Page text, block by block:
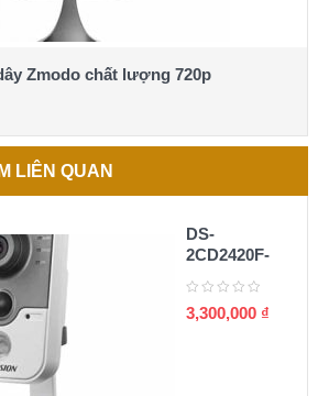
Zmodo chất lượng 720p
LIÊN QUAN
DS-
2CD2420F-
I(W) Camera
cube IP 2MP
3,300,000 ₫